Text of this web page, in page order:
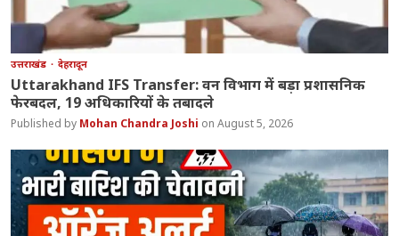
उत्तराखंड देहरादून
Uttarakhand IFS Transfer: वन विभाग में बड़ा प्रशासनिक
फेरबदल, 19 अधिकारियों के तबादले
Mohan Chandra Joshi August 5, 2026